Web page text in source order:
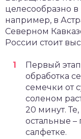
целесообразно
например, в
Северном
России стоит
Первый
обработка
семечки от
соленом
20 минут.
остальные
салфетке.